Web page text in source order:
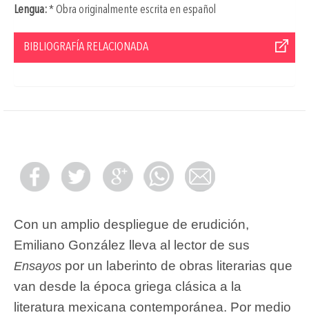
Lengua:* Obra originalmente escrita en español
BIBLIOGRAFÍA RELACIONADA
Con un amplio despliegue de erudición,
Emiliano González lleva al lector de sus
Ensayos por un laberinto de obras literarias que
van desde la época griega clásica a la
literatura mexicana contemporánea. Por medio